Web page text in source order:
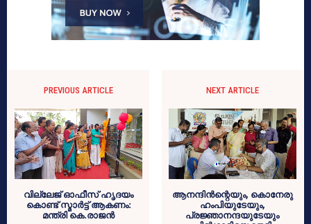
PREVIOUS ARTICLE
വില്ലേജ് ഓഫീസ് ഹൃദയം
കൊണ്ട് സ്മാർട്ട് ആകണം:
മന്ത്രി കെ.രാജൻ
NEXT ARTICLE
ആനന്ദിൻന്റെയും, കൊനേരു
ഹംപിയുടേയും,
പ്രജ്ഞാനന്ദയുടേയും